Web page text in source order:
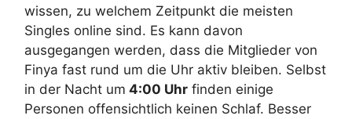
wissen, zu welchem Zeitpunkt die meisten
Singles online sind. Es kann davon
ausgegangen werden, dass die Mitglieder von
Finya fast rund um die Uhr aktiv bleiben. Selbst
in der Nacht um 4:00 Uhr finden einige
Personen offensichtlich keinen Schlaf. Besser